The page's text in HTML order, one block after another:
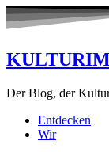
Der Blog, der
Entdecken
Wir